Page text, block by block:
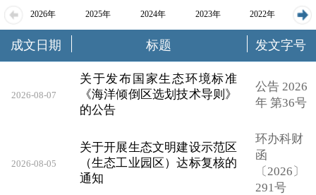
2026年 2025年 2024年 2023年 2022年
2021年 2019年
成文日期 标题 发文字号
2026-08-07
关于发布国家生态环境标准
《海洋倾倒区选划技术导则》
的公告
公告 2026
年 第36号
2026-08-05
关于开展生态文明建设示范区
（生态工业园区）达标复核的
通知
环办科财
函
〔2026〕
291号